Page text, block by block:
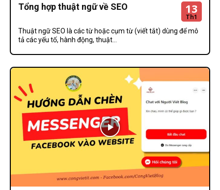
Tổng hợp thuật ngữ về SEO 13
Th1
Thuật ngữ SEO là các từ hoặc cụm từ (viết tắt) dùng để mô
tả các yếu tố, hành động, thuật...